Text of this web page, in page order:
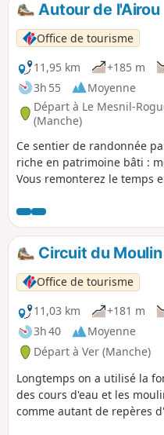
Autour de l'Airou
Office de tourisme
11,95 km
+185 m
3h 55
Moyenne
Départ à Le Mesnil-
(Manche)
Ce sentier de randonnée
riche en patrimoine bâti :
Vous remonterez le temps
Circuit du
Office de tourisme
11,03 km
+181 m
3h 40
Moyenne
Départ à Ver (Manche)
Longtemps on a utilisé la
des cours d'eau et les
comme autant de repères